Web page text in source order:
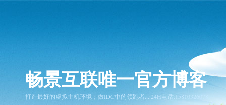
畅景互联唯一官方博客
打造最好的虚拟主机环境；做IDC中的领跑者... 24H电话:15810326078